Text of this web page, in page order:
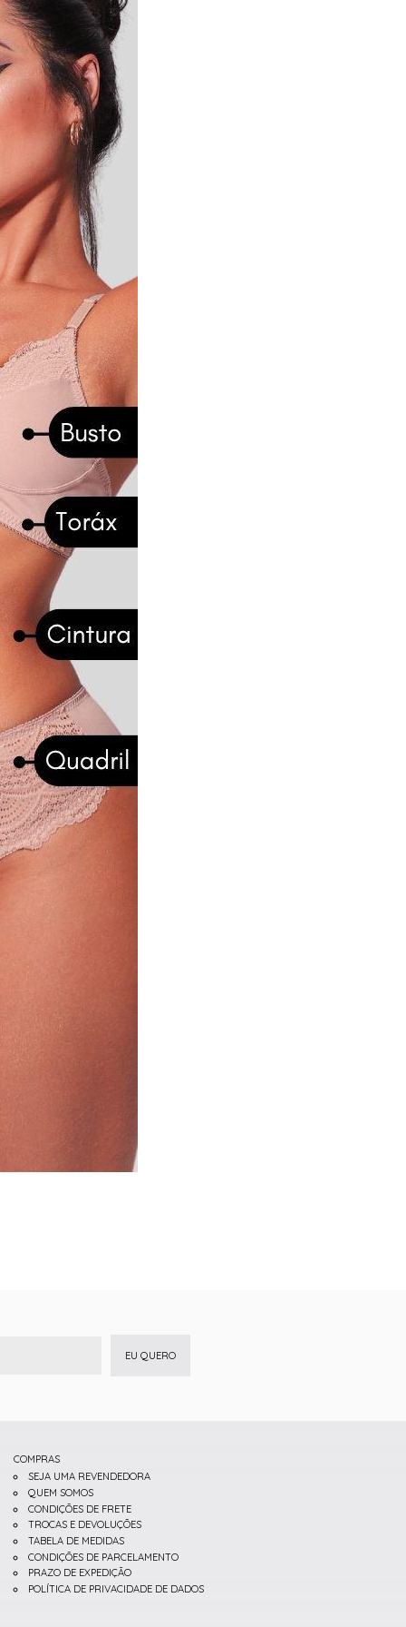
EU QUERO
COMPRAS
SEJA UMA REVENDEDORA
QUEM SOMOS
CONDIÇÕES DE FRETE
TROCAS E DEVOLUÇÕES
TABELA DE MEDIDAS
CONDIÇÕES DE PARCELAMENTO
PRAZO DE EXPEDIÇÃO
POLÍTICA DE PRIVACIDADE DE DADOS